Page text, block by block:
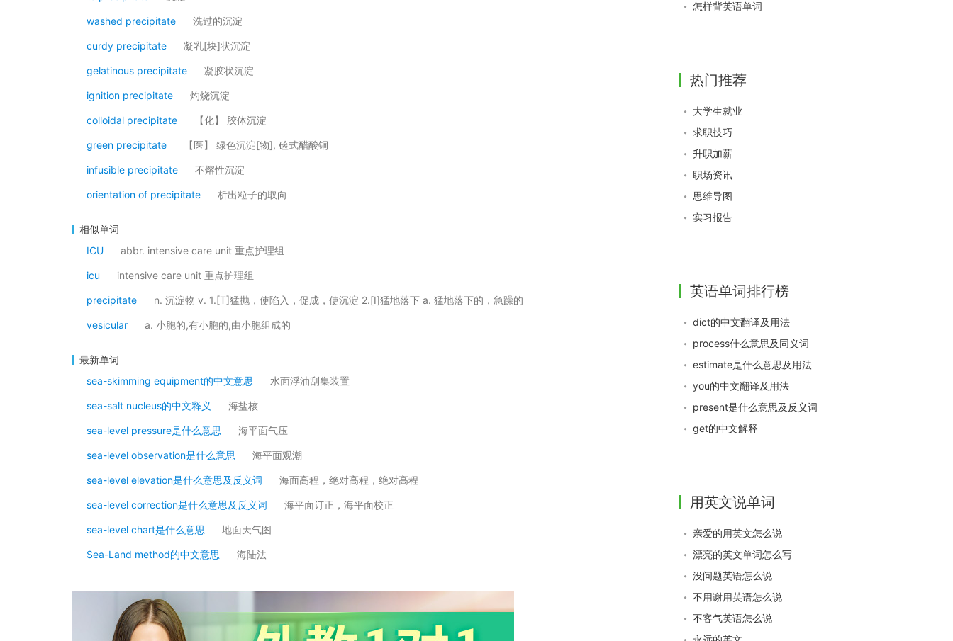
washed precipitate 洗过的沉淀
curdy precipitate 凝乳[块]状沉淀
gelatinous precipitate 凝胶状沉淀
ignition precipitate 灼烧沉淀
colloidal precipitate 【化】 胶体沉淀
green precipitate 【医】 绿色沉淀[物], 硷式醋酸铜
infusible precipitate 不熔性沉淀
orientation of precipitate 析出粒子的取向
相似单词
ICU
abbr. intensive care unit 重点护理组
icu intensive care unit 重点护理组
precipitate n. 沉淀物 v. 1.[T]猛抛，使陷入，促成，使沉淀 2.[I]猛地落下 a. 猛地落下的，急躁的
vesicular a. 小胞的,有小胞的,由小胞组成的
最新单词
sea-skimming equipment的中文意思
水面浮油刮集装置
sea-salt nucleus的中文释义 海盐核
sea-level pressure是什么意思 海平面气压
sea-level observation是什么意思 海平面观潮
sea-level elevation是什么意思及反义词 海面高程，绝对高程，绝对高程
sea-level correction是什么意思及反义词 海平面订正，海平面校正
sea-level chart是什么意思 地面天气图
Sea-Land method的中文意思 海陆法
怎样背英语单词
热门推荐
大学生就业
求职技巧
升职加薪
职场资讯
思维导图
实习报告
英语单词排行榜
dict的中文翻译及用法
process什么意思及同义词
estimate是什么意思及用法
you的中文翻译及用法
present是什么意思及反义词
get的中文解释
用英文说单词
亲爱的用英文怎么说
漂亮的英文单词怎么写
没问题英语怎么说
不用谢用英语怎么说
不客气英语怎么说